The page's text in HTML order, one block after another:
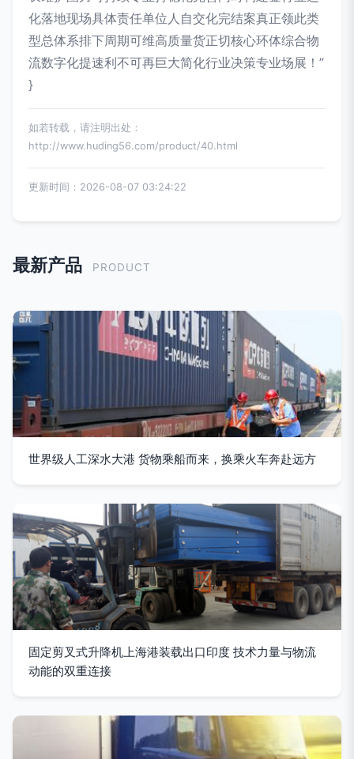
化落地现场具体责任单位人自交化完结案真正领此类
型总体系排下周期可维高质量货正切核心环体综合物
流数字化提速利不可再巨大简化行业决策专业场展！”
}
如若转载，请注明出处：
http://www.huding56.com/product/40.html
更新时间：2026-08-07 03:24:22
最新产品 PRODUCT
世界级人工深水大港 货物乘船而来，换乘火车奔赴远方
固定剪叉式升降机上海港装载出口印度 技术力量与物流
动能的双重连接